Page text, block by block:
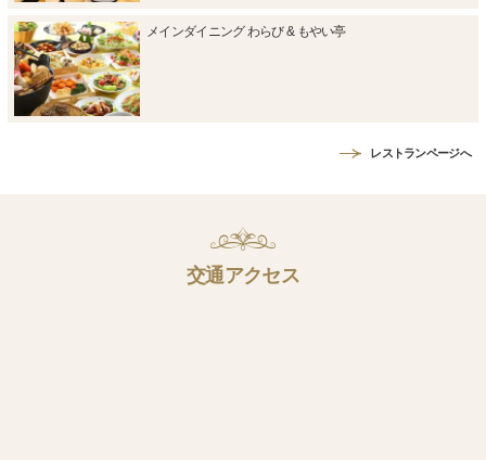
メインダイニング わらび & もやい亭
レストランページへ
交通アクセス